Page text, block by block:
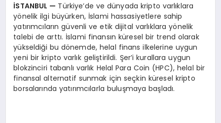
İSTANBUL — Türkiye’de ve dünyada kripto varlıklara
yönelik ilgi büyürken, İslami hassasiyetlere sahip
yatırımcıların güvenli ve etik dijital varlıklara yönelik
talebi de arttı. İslami finansın küresel bir trend olarak
yükseldiği bu dönemde, helal finans ilkelerine uygun
yeni bir kripto varlık geliştirildi. Şer’i kurallara uygun
blokzinciri tabanlı varlık Helal Para Coin (HPC), helal bir
finansal alternatif sunmak için seçkin küresel kripto
borsalarında yatırımcılarla buluşmaya başladı.